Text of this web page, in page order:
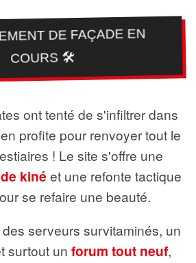
DE FAÇADE EN
COURS 🛠️
ont tenté de s'infiltrer dans
profite pour renvoyer tout le
! Le site s'offre une
kiné et une refonte tactique
se refaire une beauté.
serveurs survitaminés, un
surtout un forum tout neuf,